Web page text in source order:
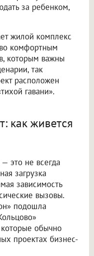
за ребенком,
жилой комплекс
комфортным
которым важны
так
расположен
гавани».
как живется
это не всегда
загрузка
зависимость
вызовы.
подошла
обычно
проектах бизнес-